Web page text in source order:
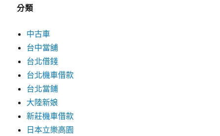
分類
中古車
台中當舖
台北借錢
台北機車借款
台北當鋪
大陸新娘
新莊機車借款
日本立樂高園